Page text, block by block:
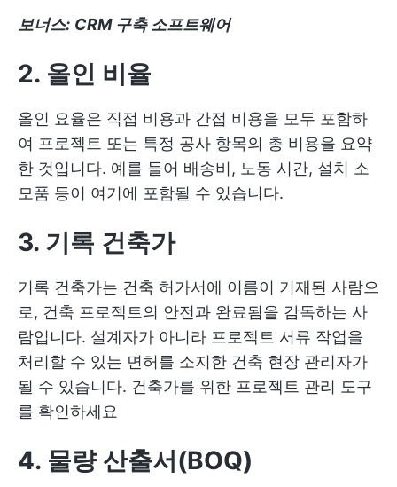
보너스: CRM 구축 소프트웨어
2. 올인 비율
올인 요율은 직접 비용과 간접 비용을 모두 포함하
여 프로젝트 또는 특정 공사 항목의 총 비용을 요약
한 것입니다. 예를 들어 배송비, 노동 시간, 설치 소
모품 등이 여기에 포함될 수 있습니다.
3. 기록 건축가
기록 건축가는 건축 허가서에 이름이 기재된 사람으
로, 건축 프로젝트의 안전과 완료됨을 감독하는 사
람입니다. 설계자가 아니라 프로젝트 서류 작업을
처리할 수 있는 면허를 소지한 건축 현장 관리자가
될 수 있습니다. 건축가를 위한 프로젝트 관리 도구
를 확인하세요
4. 물량 산출서(BOQ)